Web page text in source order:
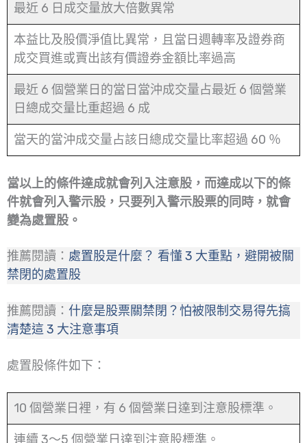
最近 6 日成交量放大倍數異常
本益比及股價淨值比異常，且當日週轉率及證券商
成交買進或賣出該有價證券金額比率過高
最近 6 個營業日的當日當沖成交量占最近 6 個營業
日總成交量比重超過 6 成
當天的當沖成交量占該日總成交量比率超過 60 ％
當以上的條件達成就會列入注意股，而達成以下的條
件就會列入警示股，只要列入警示股票的同時，就會
變為處置股。
推薦閱讀： 處置股是什麼？ 看懂 3 大重點，避開被關
禁閉的處置股
推薦閱讀： 什麼是股票關禁閉？怕被限制交易得先搞
清楚這 3 大注意事項
處置股條件如下：
10 個營業日裡，有 6 個營業日達到注意股標準。
連續 3～5 個營業日達到注意股標準。